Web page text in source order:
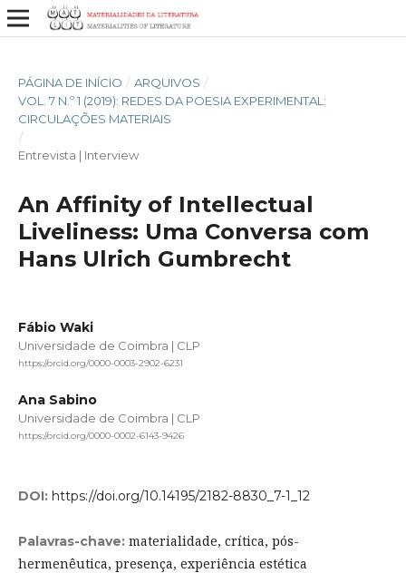
PÁGINA DE INÍCIO / ARQUIVOS /
VOL. 7 N.º 1 (2019): REDES DA POESIA EXPERIMENTAL:
CIRCULAÇÕES MATERIAIS
/
Entrevista | Interview
An Affinity of Intellectual
Liveliness: Uma Conversa com
Hans Ulrich Gumbrecht
Fábio Waki
Universidade de Coimbra | CLP
https://orcid.org/0000-0003-2902-6231
Ana Sabino
Universidade de Coimbra | CLP
https://orcid.org/0000-0002-6143-9426
DOI: https://doi.org/10.14195/2182-8830_7-1_12
Palavras-chave: materialidade, crítica, pós-
hermenêutica, presença, experiência estética